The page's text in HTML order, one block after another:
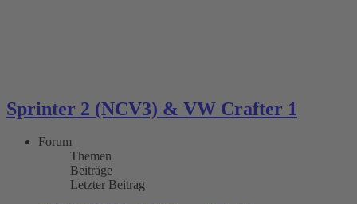
Sprinter 2 (NCV3) & VW Crafter 1
Forum
Themen
Beiträge
Letzter Beitrag